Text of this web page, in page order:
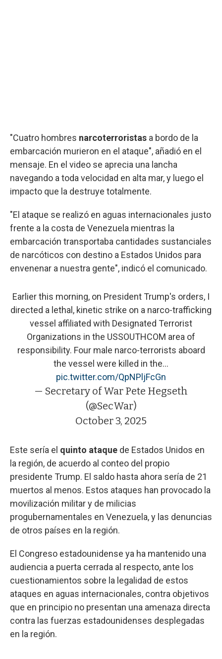
"Cuatro hombres narcoterroristas a bordo de la
embarcación murieron en el ataque", añadió en el
mensaje. En el video se aprecia una lancha
navegando a toda velocidad en alta mar, y luego el
impacto que la destruye totalmente.
"El ataque se realizó en aguas internacionales justo
frente a la costa de Venezuela mientras la
embarcación transportaba cantidades sustanciales
de narcóticos con destino a Estados Unidos para
envenenar a nuestra gente", indicó el comunicado.
Earlier this morning, on President Trump's orders, I
directed a lethal, kinetic strike on a narco-trafficking
vessel affiliated with Designated Terrorist
Organizations in the USSOUTHCOM area of
responsibility. Four male narco-terrorists aboard
the vessel were killed in the…
pic.twitter.com/QpNPljFcGn
— Secretary of War Pete Hegseth
(@SecWar)
October 3, 2025
Este sería el quinto ataque de Estados Unidos en
la región, de acuerdo al conteo del propio
presidente Trump. El saldo hasta ahora sería de 21
muertos al menos. Estos ataques han provocado la
movilización militar y de milicias
progubernamentales en Venezuela, y las denuncias
de otros países en la región.
El Congreso estadounidense ya ha mantenido una
audiencia a puerta cerrada al respecto, ante los
cuestionamientos sobre la legalidad de estos
ataques en aguas internacionales, contra objetivos
que en principio no presentan una amenaza directa
contra las fuerzas estadounidenses desplegadas
en la región.